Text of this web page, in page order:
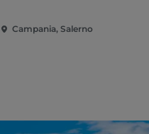
Campania, Salerno